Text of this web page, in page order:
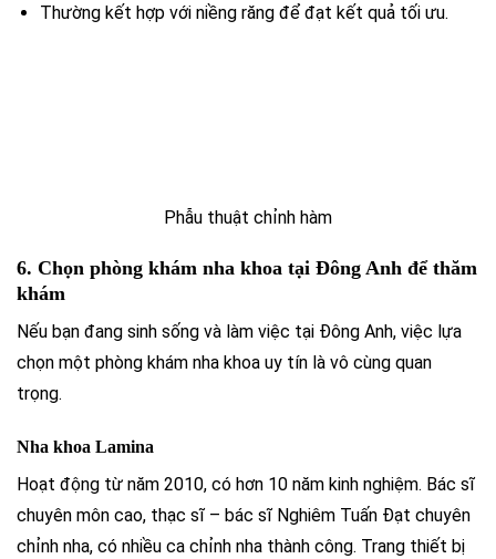
Thường kết hợp với niềng răng để đạt kết quả tối ưu.
Phẫu thuật chỉnh hàm
6. Chọn phòng khám nha khoa tại Đông Anh để thăm
khám
Nếu bạn đang sinh sống và làm việc tại Đông Anh, việc lựa
chọn một phòng khám nha khoa uy tín là vô cùng quan
trọng.
Nha khoa Lamina
Hoạt động từ năm 2010, có hơn 10 năm kinh nghiệm. Bác sĩ
chuyên môn cao, thạc sĩ – bác sĩ Nghiêm Tuấn Đạt chuyên
chỉnh nha, có nhiều ca chỉnh nha thành công. Trang thiết bị